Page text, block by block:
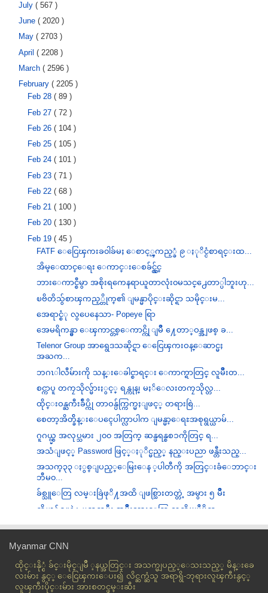
July ( 567 )
June ( 2020 )
May ( 2703 )
April ( 2208 )
March ( 2596 )
February ( 2205 )
Feb 28( 89 )
Feb 27( 72 )
Feb 26( 104 )
Feb 25( 105 )
Feb 24( 101 )
Feb 23( 71 )
Feb 22( 68 )
Feb 21( 100 )
Feb 20( 130 )
Feb 19( 45 )
FATF ေငြေၾကးခ၀ါခ်မႈ ေစာင့္ၾကည့္ခံ ၉ ႏုိင္ငံစာရင္းထ...
အိမ္ေထာင္ေရး ေကာင္းေစခ်င္လွ်င္
ဘားေကာင္စီမွာ အစိုးရကေနရာယူတာလုံး၀မသင္႕ေတာ္ပါဘူးဟု...
ၿဗိတိသွ်စာၾကည့္တိုက္၏ ျမန္မာပိုင္းဆိုင္ရာ သမိုင္းမ...
အေရာင္စံု လွပေနေသာ- Popeye ရြာ
အေမရိကန္မွာ ေၾကာင္တစ္ေကာင္ကို ျမိဳ ႔ေတာ္ဝန္အျဖစ္ ခ...
Telenor Group အာရွေဒသဆိုင္ရာ ေငြေၾကးဝန္ေဆာင္မႈ
အႀက...
ဘဂၤါလီမ်ားကို သန္းေခါင္စာရင္း ေကာက္ရာတြင္ လူမ်ဳိးတ...
စင္ကာပူ တကၠသိုလ္မ်ားႏွင့္ ရန္ကုန္၊ မႏၲေလးတကၠသိုလ္တ...
ထိုင္းဝန္ႀကီးခ်ဳပ္ကို တာဝန္ပ်က္ကြက္မႈျဖင့္ တရားစြဲ...
စေတာ့အိတ္ခ်ိန္းေပၚေပါက္လာပါက ျမန္မာ့ေရႊအစုရွယ္ယာမ်...
ဂူဂယ္လ္မွ အလုပ္သမား ၂၀၀ အတြက္ ဆန္ဖရန္စစၥကိုတြင္ ရ...
အသံျဖင့္ Password ဖြင့္ႏုိင္မည့္ နည္းပညာ ဖန္တီးသည္...
အသက္၃၃ ႏွစ္ျပည့္ေမြးေန ့ပါတီကို အတြင္းခံေဘာင္း
ဘီမ၀...
ခ်စ္သူေတြ လမ္းခြဲဖုိ႔အထိ ျဖစ္သြားတတ္တဲ့ အမွား ၅ မ်ိဳး
ကိုယ့္ခ်စ္သူနဲ႔ ပတ္သက္ၿပီး အမ်ိဳးသားေတြ သတိမျပဳမိတ...
ကိုယ္အေလးခ်ိန္ ပိုက်ေစမယ္႔ ေသာက္စရာ
ကခ်င္ျပည္နယ္တြင္ တိုက္ပြဲအတြင္း ဖမ္းမိထားသည့္ သစ္ခ...
ဇြဲကပင္အသင္းပိုင္ရွင္ကို အေရးယူရန္ ဥပေဒမရွိေသးဟု စ...
Facebook Log Out လုပ္ဖို႔ ေမ့ခဲ့ရင္
Myanmar CNN
ထိုင္းနို္င္ငံ ခ်င္းမိုင္ျမိဳ ့နယ္အတြင္း အသက္မျပည့္ေသးသည့္ မိန္းခေ
လးမ်ား နွင့္ ေငြေၾကးေပး၍ လိင္ဆက္ဆံသူ အရာရွိ-ဘုရားလူၾကီးနွင့္
လူၾကီးပိုင္းမ်ား အားစတင္ဖမ္းဆီး